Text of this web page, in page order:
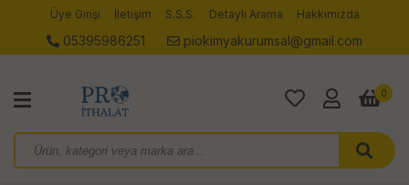
Üye Girişi İletişim S.S.S. Detaylı Arama Hakkımızda
05395986251 piokimyakurumsal@gmail.com
0